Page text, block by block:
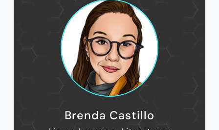
Brenda Castillo